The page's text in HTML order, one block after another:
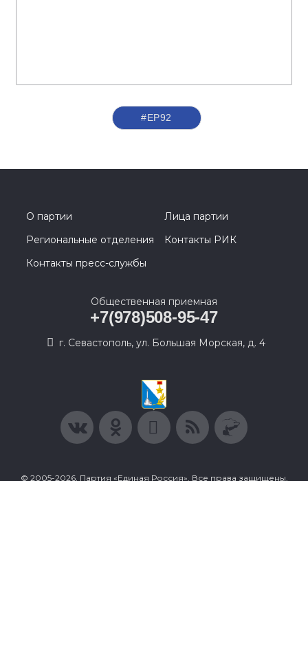
#ЕР92
О партии
Лица партии
Региональные отделения
Контакты РИК
Контакты пресс-службы
Общественная приемная
+7(978)508-95-47
г. Севастополь, ул. Большая Морская, д. 4
© 2005-2026, Партия «Единая Россия». Все права защищены.